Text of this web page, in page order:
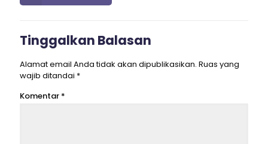
Tinggalkan Balasan
Alamat email Anda tidak akan dipublikasikan. Ruas yang
wajib ditandai *
Komentar *